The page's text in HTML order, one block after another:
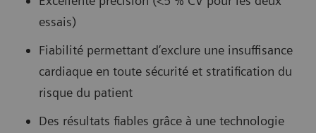
essais)
Fiabilité permettant d’exclure une insuffisance
cardiaque en toute sécurité et stratification du
risque du patient
Des résultats fiables grâce à une technologie